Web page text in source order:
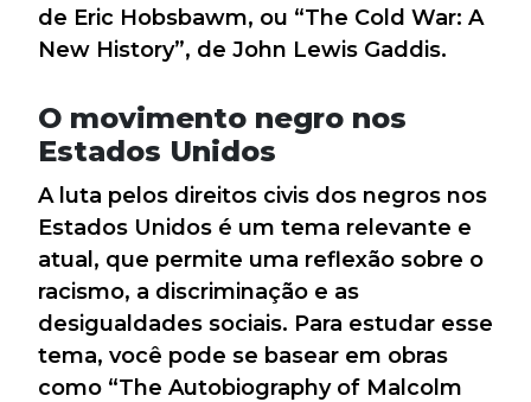
de Eric Hobsbawm, ou “The Cold War: A
New History”, de John Lewis Gaddis.
O movimento negro nos
Estados Unidos
A luta pelos direitos civis dos negros nos
Estados Unidos é um tema relevante e
atual, que permite uma reflexão sobre o
racismo, a discriminação e as
desigualdades sociais. Para estudar esse
tema, você pode se basear em obras
como “The Autobiography of Malcolm